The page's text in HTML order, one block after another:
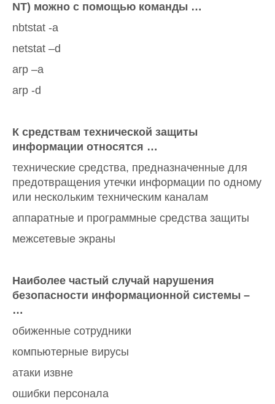
NT) можно с помощью команды …
nbtstat -a
netstat –d
arp –a
arp -d
К средствам технической защиты
информации относятся …
технические средства, предназначенные для
предотвращения утечки информации по одному
или нескольким техническим каналам
аппаратные и программные средства защиты
межсетевые экраны
Наиболее частый случай нарушения
безопасности информационной системы –
…
обиженные сотрудники
компьютерные вирусы
атаки извне
ошибки персонала